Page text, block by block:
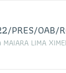
PRES/OAB/
MAIARA LIMA